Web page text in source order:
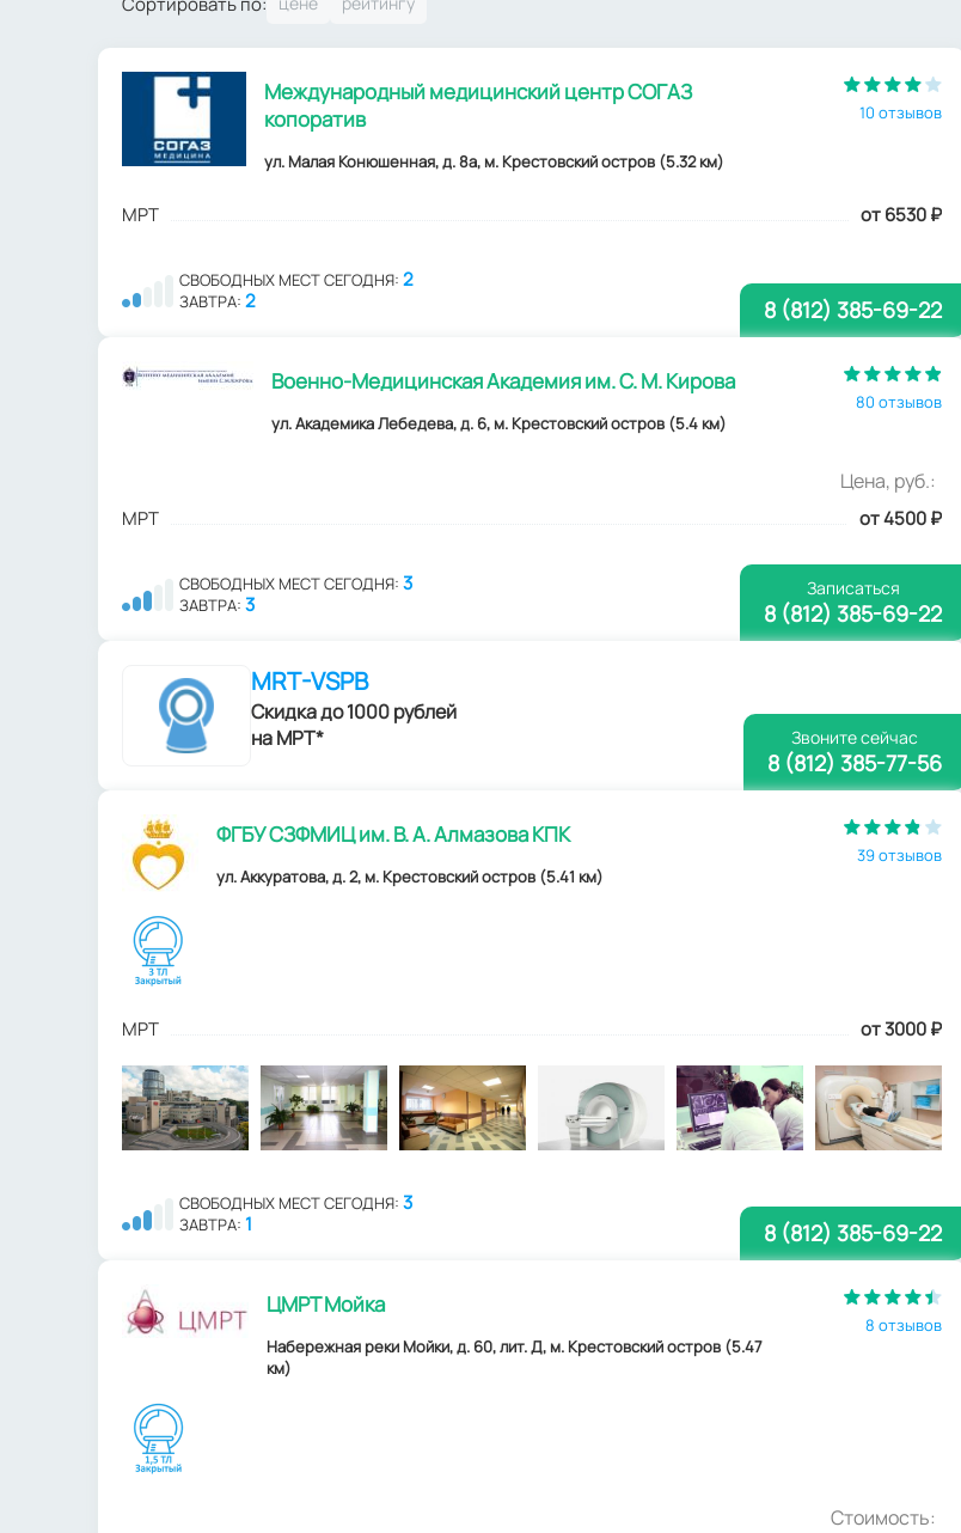
Международный медицинский центр СОГАЗ
копоратив
ул. Малая Конюшенная, д. 8а, м. Крестовский остров (5.32 км)
10 отзывов
МРТ от 6530₽
СВОБОДНЫХ МЕСТ СЕГОДНЯ: 2
ЗАВТРА: 2 8 (812) 385-69-22
Военно-Медицинская Академия им. С. М. Кирова
ул. Академика Лебедева, д. 6, м. Крестовский остров (5.4 км)
80 отзывов
Цена, руб.:
МРТ от 4500₽
СВОБОДНЫХ МЕСТ СЕГОДНЯ: 3
ЗАВТРА: 3
Записаться
8 (812) 385-69-22
MRT-VSPB
Скидка до 1000 рублей
на МРТ*
Звоните сейчас
8 (812) 385-77-56
ФГБУ СЗФМИЦ им. В. А. Алмазова КПК
ул. Аккуратова, д. 2, м. Крестовский остров (5.41 км)
39 отзывов
МРТ от 3000₽
СВОБОДНЫХ МЕСТ СЕГОДНЯ: 3
ЗАВТРА: 1 8 (812) 385-69-22
ЦМРТ Мойка
Набережная реки Мойки, д. 60, лит. Д, м. Крестовский остров (5.47
км)
8 отзывов
Стоимость: